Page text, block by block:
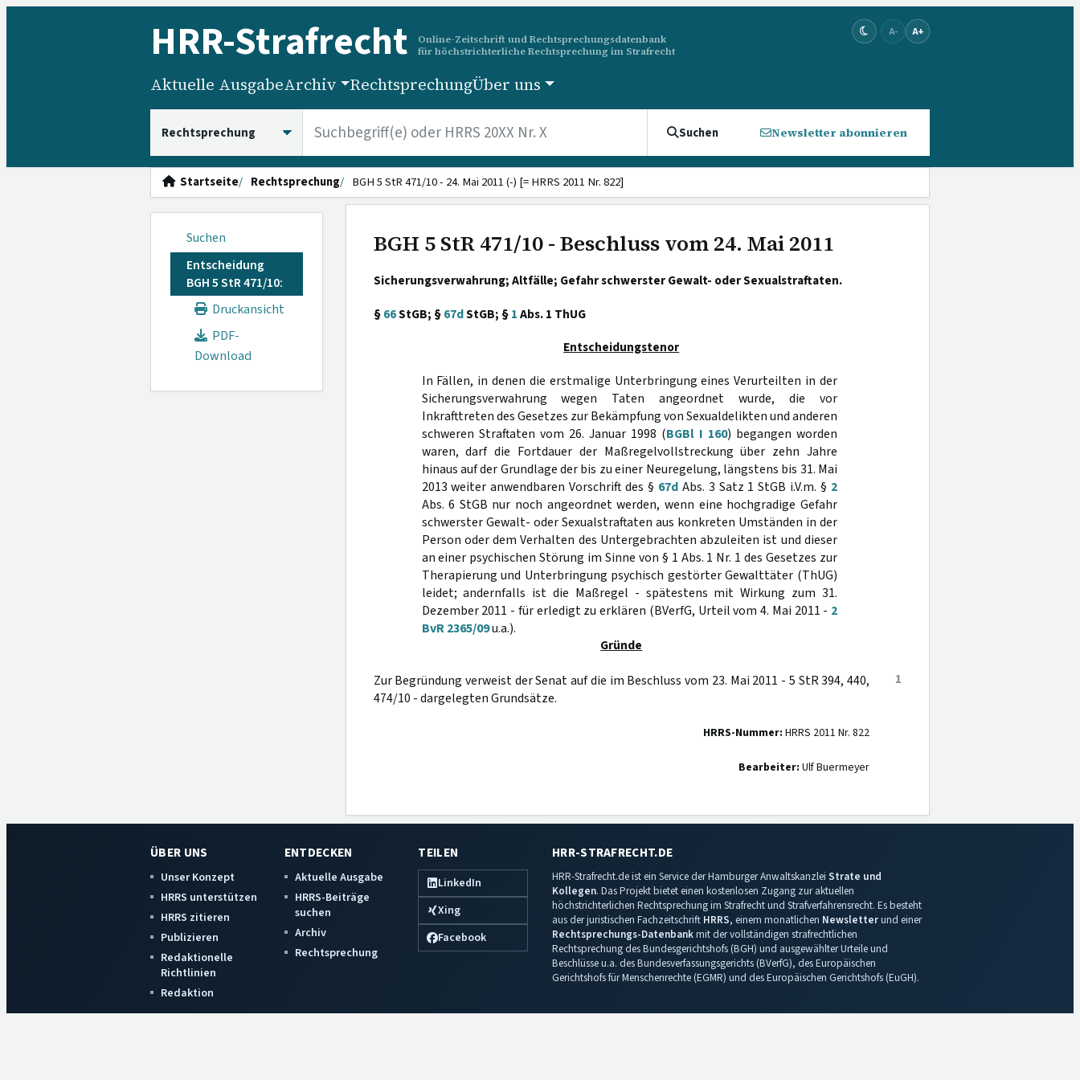
HRR-Strafrecht
Online-Zeitschrift und Rechtsprechungsdatenbank
für höchstrichterliche Rechtsprechung im Strafrecht
A- A+
Aktuelle AusgabeArchiv RechtsprechungÜber uns
Suchen Newsletter abonnieren
Startseite Rechtsprechung BGH 5 StR 471/10 - 24. Mai 2011 (-) [= HRRS 2011 Nr. 822]
Suchen
Entscheidung
BGH 5 StR 471/10:
Druckansicht
PDF-
Download
BGH 5 StR 471/10 - Beschluss vom 24. Mai 2011
Sicherungsverwahrung; Altfälle; Gefahr schwerster Gewalt- oder Sexualstraftaten.
§66StGB; §67dStGB; §1Abs. 1 ThUG
Entscheidungstenor
In Fällen, in denen die erstmalige Unterbringung eines Verurteilten in der
Sicherungsverwahrung wegen Taten angeordnet wurde, die vor
Inkrafttreten des Gesetzes zur Bekämpfung von Sexualdelikten und anderen
schweren Straftaten vom 26. Januar 1998 (BGBl I 160) begangen worden
waren, darf die Fortdauer der Maßregelvollstreckung über zehn Jahre
hinaus auf der Grundlage der bis zu einer Neuregelung, längstens bis 31. Mai
2013 weiter anwendbaren Vorschrift des § 67dAbs. 3 Satz 1 StGB i.V.m. § 2
Abs. 6 StGB nur noch angeordnet werden, wenn eine hochgradige Gefahr
schwerster Gewalt- oder Sexualstraftaten aus konkreten Umständen in der
Person oder dem Verhalten des Untergebrachten abzuleiten ist und dieser
an einer psychischen Störung im Sinne von § 1 Abs. 1 Nr. 1 des Gesetzes zur
Therapierung und Unterbringung psychisch gestörter Gewalttäter (ThUG)
leidet; andernfalls ist die Maßregel - spätestens mit Wirkung zum 31.
Dezember 2011 - für erledigt zu erklären (BVerfG, Urteil vom 4. Mai 2011 - 2
BvR 2365/09u.a.).
Gründe
1
Zur Begründung verweist der Senat auf die im Beschluss vom 23. Mai 2011 - 5 StR 394, 440,
474/10 - dargelegten Grundsätze.
HRRS-Nummer: HRRS 2011 Nr. 822
Bearbeiter: Ulf Buermeyer
ÜBER UNS
Unser Konzept
HRRS unterstützen
HRRS zitieren
Publizieren
Redaktionelle
Richtlinien
Redaktion
ENTDECKEN
Aktuelle Ausgabe
HRRS-Beiträge
suchen
Archiv
Rechtsprechung
TEILEN
LinkedIn
Xing
Facebook
HRR-STRAFRECHT.DE
HRR-Strafrecht.de ist ein Service der Hamburger Anwaltskanzlei Strate und
Kollegen. Das Projekt bietet einen kostenlosen Zugang zur aktuellen
höchstrichterlichen Rechtsprechung im Strafrecht und Strafverfahrensrecht. Es besteht
aus der juristischen Fachzeitschrift HRRS, einem monatlichen Newsletterund einer
Rechtsprechungs-Datenbankmit der vollständigen strafrechtlichen
Rechtsprechung des Bundesgerichtshofs (BGH) und ausgewählter Urteile und
Beschlüsse u.a. des Bundesverfassungsgerichts (BVerfG), des Europäischen
Gerichtshofs für Menschenrechte (EGMR) und des Europäischen Gerichtshofs (EuGH).